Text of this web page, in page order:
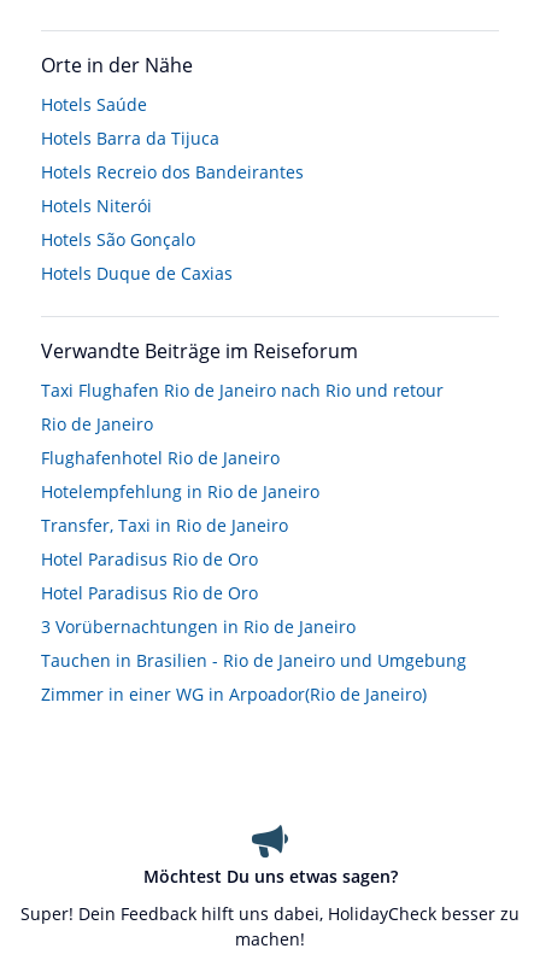
Orte in der Nähe
Hotels Saúde
Hotels Barra da Tijuca
Hotels Recreio dos Bandeirantes
Hotels Niterói
Hotels São Gonçalo
Hotels Duque de Caxias
Verwandte Beiträge im Reiseforum
Taxi Flughafen Rio de Janeiro nach Rio und retour
Rio de Janeiro
Flughafenhotel Rio de Janeiro
Hotelempfehlung in Rio de Janeiro
Transfer, Taxi in Rio de Janeiro
Hotel Paradisus Rio de Oro
Hotel Paradisus Rio de Oro
3 Vorübernachtungen in Rio de Janeiro
Tauchen in Brasilien - Rio de Janeiro und Umgebung
Zimmer in einer WG in Arpoador(Rio de Janeiro)
Möchtest Du uns etwas sagen?
Super! Dein Feedback hilft uns dabei, HolidayCheck besser zu
machen!